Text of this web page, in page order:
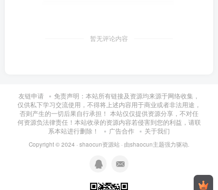
暂无评论内容
友链申请
免责声明：本站所有链接及资源均来源于网络收集，
仅供私下学习交流使用，不得将上述内容用于商业或者非法用途，
否则产生的一切后果自行承担！ 本站仅仅提供资源分享，不对任
何资源负法律责任！本站收录的资源内容若侵害到您的利益，请联
系本站进行删除！
广告合作 关于我们
Copyright © 2024 · shaocun资源站 · 由shaocun主题强力驱动.